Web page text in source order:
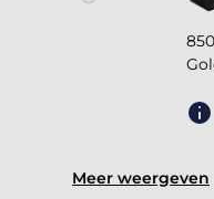
Meer weergeven